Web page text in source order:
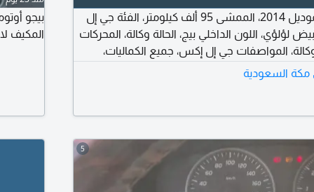
النوع تويوتا كامري، الموديل 2014، الممشى 95 ألف كيلومتر، الفئة جي إل
لؤلؤي، اللون الداخلي بيج، الحالة وكالة، المحركات
المواصفات جي إل إكس، جميع الكماليات،
جميع أغراض الوكالة موجودة، الكفرات طقم
حق الوكالة، الاستمارة جديدة، الفحص الدوري
مكة السعودية
المكيف
5